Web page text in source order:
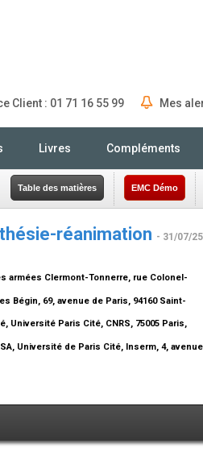
Client : 01 71 16 55 99 Mes
Livres Compléments
Table des matières EMC Démo
réanimation - 31/07/25
armées Clermont-Tonnerre, rue Colonel-
Bégin, 69, avenue de Paris, 94160 Saint-
Paris Cité, CNRS, 75005 Paris,
Université de Paris Cité, Inserm, 4, avenue